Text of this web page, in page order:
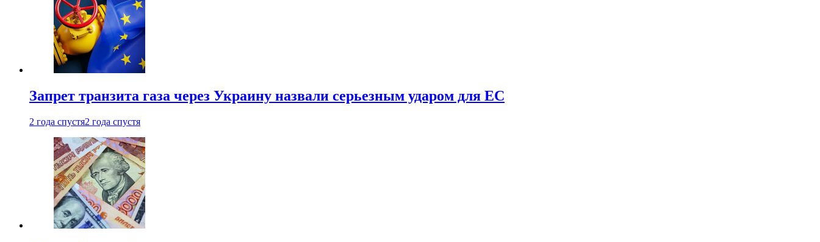
Запрет транзита газа через Украину назвали серьезным ударом для ЕС
2 года спустя2 года спустя